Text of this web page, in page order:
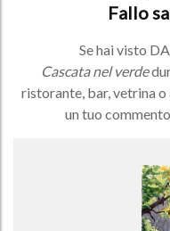
Fallo
Se hai visto
Cascata nel verde
ristorante, bar, vetrina
un tuo